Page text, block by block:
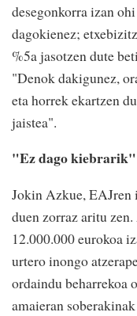
desegonkorra izan
dagokienez;
%5a jasotzen dute
"Denok dakigunez,
eta horrek ekartzen
jaistea".
"Ez dago kiebrarik"
Jokin Azkue, EAJren
duen zorraz aritu
12.000.000 eurokoa
urtero inongo
ordaindu beharrekoa
amaieran